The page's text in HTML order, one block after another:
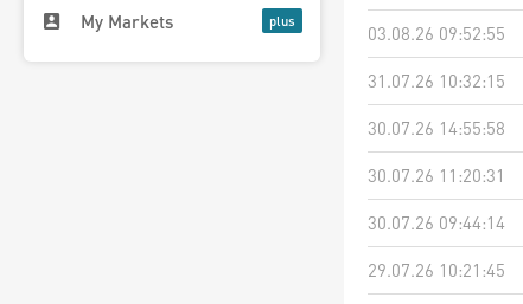
My Markets
03.08.26 09:52:55
31.07.26 10:32:15
30.07.26 14:55:58
30.07.26 11:20:31
30.07.26 09:44:14
29.07.26 10:21:45